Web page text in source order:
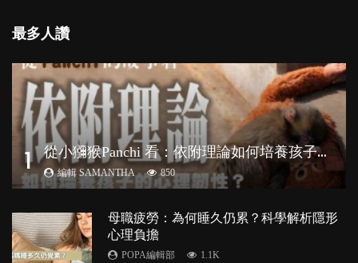
最多人讚
1 從
小獼猴Panchi 看：依附理論如何培養孩子心理韌性？
編輯 SAMANTHA 850
母職疲勞：為何睡久仍累？科學解析隱形
心理負擔
POPA編輯部 1.1K